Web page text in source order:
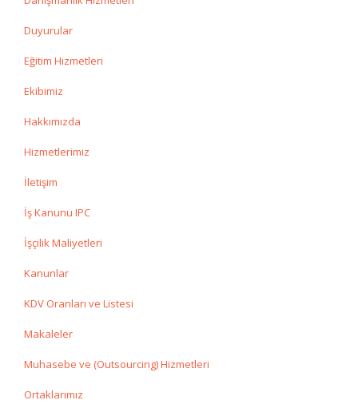
Duyurular
Eğitim Hizmetleri
Ekibimiz
Hakkımızda
Hizmetlerimiz
İletişim
İş Kanunu IPC
İşçilik Maliyetleri
Kanunlar
KDV Oranları ve Listesi
Makaleler
Muhasebe ve (Outsourcing) Hizmetleri
Ortaklarımız